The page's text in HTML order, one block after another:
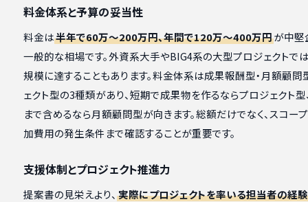
料金体系と予算の妥当性
料金は半年で60万〜200万円、年間で120万〜400万円が中堅
一般的な相場です。外資系大手やBIG4系の大型プロジェクトで
規模に達することもあります。料金体系は成果報酬型・月額顧問
ェクト型の3種類があり、短期で成果物を作るならプロジェクト
まで含めるなら月額顧問型が向きます。総額だけでなく、スコー
加費用の発生条件まで確認することが重要です。
支援体制とプロジェクト推進力
提案書の見栄えより、 実際にプロジェクトを率いる担当者の経